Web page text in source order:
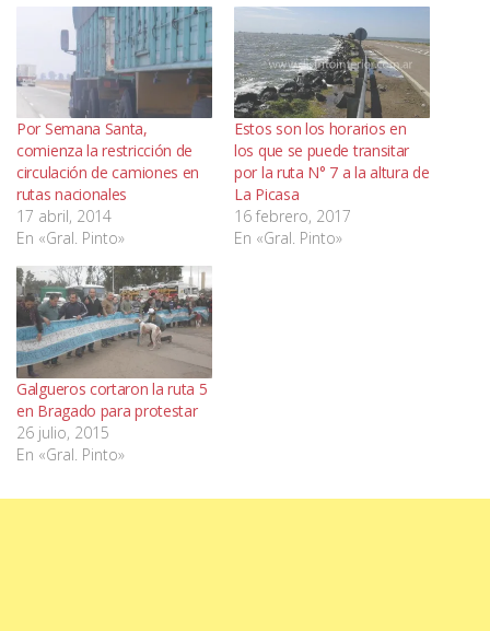
Por Semana Santa,
comienza la restricción de
circulación de camiones en
rutas nacionales
17 abril, 2014
En «Gral. Pinto»
Estos son los horarios en
los que se puede transitar
por la ruta N° 7 a la altura de
La Picasa
16 febrero, 2017
En «Gral. Pinto»
Galgueros cortaron la ruta 5
en Bragado para protestar
26 julio, 2015
En «Gral. Pinto»